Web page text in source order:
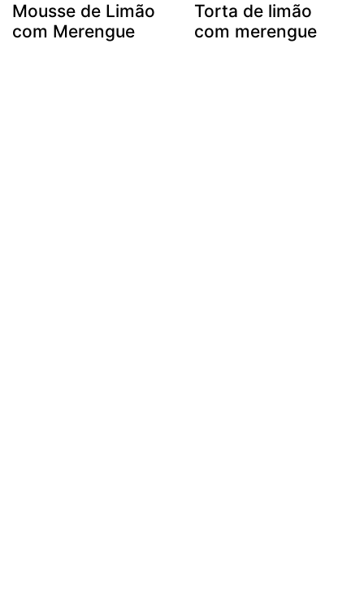
Mousse de Limão
com Merengue
Torta de limão
com merengue